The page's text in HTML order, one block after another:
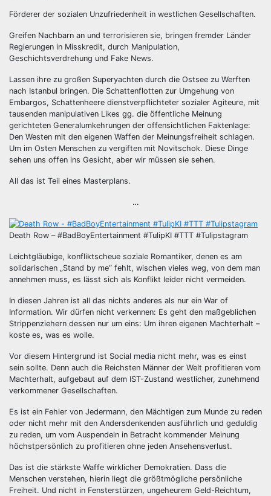
Förderer der sozialen Unzufriedenheit in westlichen Gesellschaften.
Greifen Nachbarn an und terrorisieren sie, bringen fremder Länder
Regierungen in Misskredit, durch Manipulation,
Geschichtsverdrehung und Fake News.
Lassen ihre zu großen Superyachten durch die Ostsee zu Werften
nach Istanbul bringen. Die Schattenflotten zur Umgehung von
Embargos, Schattenheere dienstverpflichteter sozialer Agiteure, mit
tausenden manipulativen Likes gg. die öffentliche Meinung
gerichteten Generalumkehrungen der offensichtlichen Faktenlage:
Den Westen mit den eigenen Waffen der Meinungsfreiheit schlagen.
Um im Osten Menschen zu vergiften mit Novitschok. Diese Dinge
sehen uns offen ins Gesicht, aber wir müssen sie sehen.
All das ist Teil eines Masterplans.
…
Death Row – #BadBoyEntertainment #TulipKI #TTT #Tulipstagram
Leichtgläubige, konfliktscheue soziale Romantiker, denen es am
solidarischen „Stand by me“ fehlt, wischen vieles weg, von dem man
annehmen muss, es lässt sich als Konflikt leider nicht vermeiden.
In diesen Jahren ist all das nichts anderes als nur ein War of
Information. Wir dürfen nicht verkennen: Es geht den maßgeblichen
Strippenziehern dessen nur um eins: Um ihren eigenen Machterhalt –
koste es, was es wolle.
Vor diesem Hintergrund ist Social media nicht mehr, was es einst
sein sollte. Denn auch die Reichsten Männer der Welt profitieren vom
Machterhalt, aufgebaut auf dem IST-Zustand westlicher, zunehmend
verkommener Gesellschaften.
Es ist ein Fehler von Jedermann, den Mächtigen zum Munde zu reden
oder nicht mehr mit den Andersdenkenden ausführlich und geduldig
zu reden, um vom Auspendeln in Betracht kommender Meinung
höchstpersönlich zu profitieren ohne jeden Ansehensverlust.
Das ist die stärkste Waffe wirklicher Demokratien. Dass die
Menschen verstehen, hierin liegt die größtmögliche persönliche
Freiheit. Und nicht in Fensterstürzen, ungeheurem Geld-Reichtum,